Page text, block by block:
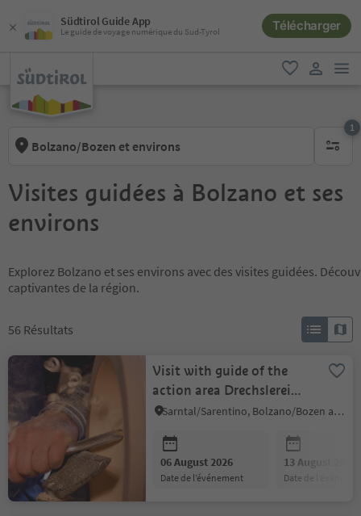
Südtirol Guide App
Le guide de voyage numérique du Sud-Tyrol Télécharger
favori
Bolzano/Bozen et environs
1
1 filtre
Visites guidées à Bolzano et ses
environs
Explorez Bolzano et ses environs avec des visites guidées.
captivantes de la région.
56 Résultats
Visit with guide of the
action area Drechslerei
Fritz
Sarntal/Sarentino, Bolzano/Bozen and environs
06 August 2026
date de l’événement
13 August 2026
date de